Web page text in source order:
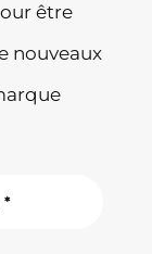
être
nouveaux